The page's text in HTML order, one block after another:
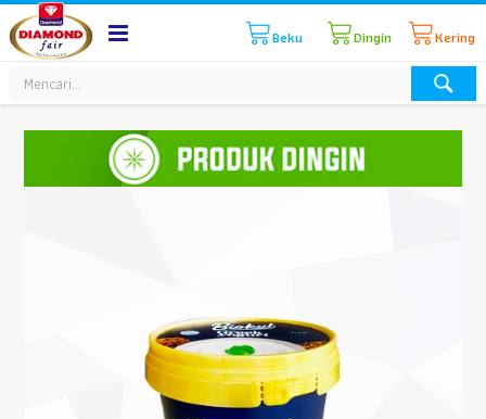
Kering
Dingin
Beku